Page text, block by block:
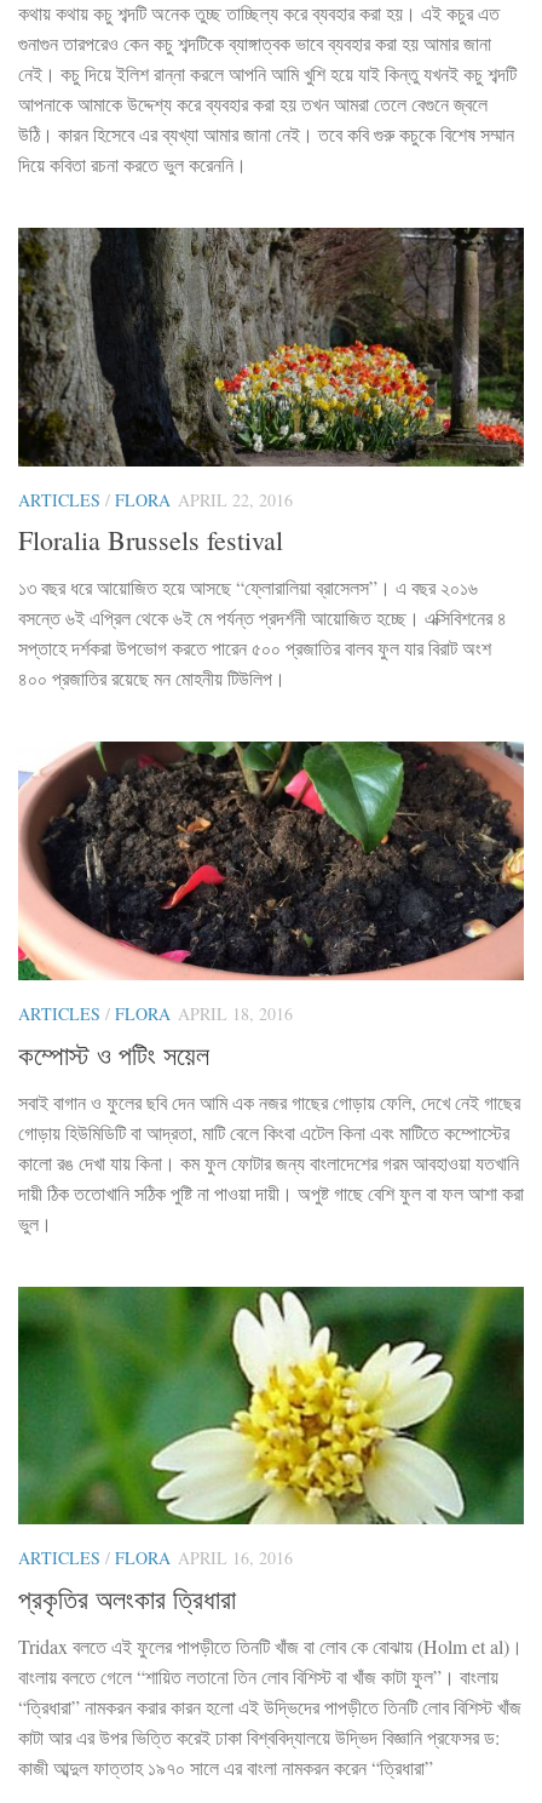
কথায় কথায় কচু শব্দটি অনেক তুচ্ছ তাচ্ছিল্য করে ব্যবহার করা হয়। এই কচুর এত
গুনাগুন তারপরেও কেন কচু শব্দটিকে ব্যাঙ্গাত্বক ভাবে ব্যবহার করা হয় আমার জানা
নেই। কচু দিয়ে ইলিশ রান্না করলে আপনি আমি খুশি হয়ে যাই কিন্তু যখনই কচু শব্দটি
আপনাকে আমাকে উদ্দেশ্য করে ব্যবহার করা হয় তখন আমরা তেলে বেগুনে জ্বলে
উঠি। কারন হিসেবে এর ব্যখ্যা আমার জানা নেই। তবে কবি গুরু কচুকে বিশেষ সম্মান
দিয়ে কবিতা রচনা করতে ভুল করেননি।
ARTICLES / FLORA APRIL 22, 2016
Floralia Brussels festival
১৩ বছর ধরে আয়োজিত হয়ে আসছে “ফ্লোরালিয়া ব্রাসেলস”। এ বছর ২০১৬
বসন্তে ৬ই এপ্রিল থেকে ৬ই মে পর্যন্ত প্রদর্শনী আয়োজিত হচ্ছে। এক্সিবিশনের ৪
সপ্তাহে দর্শকরা উপভোগ করতে পারেন ৫০০ প্রজাতির বালব ফুল যার বিরাট অংশ
৪০০ প্রজাতির রয়েছে মন মোহনীয় টিউলিপ।
ARTICLES / FLORA APRIL 18, 2016
কম্পোস্ট ও পটিং সয়েল
সবাই বাগান ও ফুলের ছবি দেন আমি এক নজর গাছের গোড়ায় ফেলি, দেখে নেই গাছের
গোড়ায় হিউমিডিটি বা আদ্রতা, মাটি বেলে কিংবা এটেল কিনা এবং মাটিতে কম্পোস্টের
কালো রঙ দেখা যায় কিনা। কম ফুল ফোটার জন্য বাংলাদেশের গরম আবহাওয়া যতখানি
দায়ী ঠিক ততোখানি সঠিক পুষ্টি না পাওয়া দায়ী। অপুষ্ট গাছে বেশি ফুল বা ফল আশা করা
ভুল।
ARTICLES / FLORA APRIL 16, 2016
প্রকৃতির অলংকার ত্রিধারা
Tridax বলতে এই ফুলের পাপড়ীতে তিনটি খাঁজ বা লোব কে বোঝায় (Holm et al)।
বাংলায় বলতে গেলে “শায়িত লতানো তিন লোব বিশিস্ট বা খাঁজ কাটা ফুল”। বাংলায়
“ত্রিধারা” নামকরন করার কারন হলো এই উদ্ভিদের পাপড়ীতে তিনটি লোব বিশিস্ট খাঁজ
কাটা আর এর উপর ভিত্তি করেই ঢাকা বিশ্ববিদ্যালয়ে উদ্ভিদ বিজ্ঞানি প্রফেসর ড:
কাজী আব্দুল ফাত্তাহ ১৯৭০ সালে এর বাংলা নামকরন করেন “ত্রিধারা”